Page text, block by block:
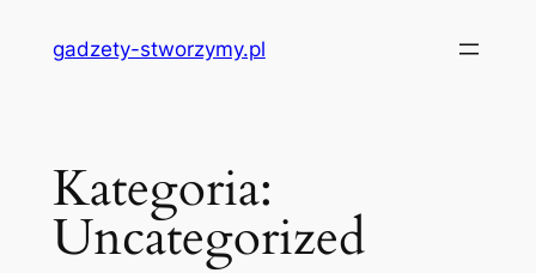
gadzety-stworzymy.pl
Kategoria:
Uncategorized